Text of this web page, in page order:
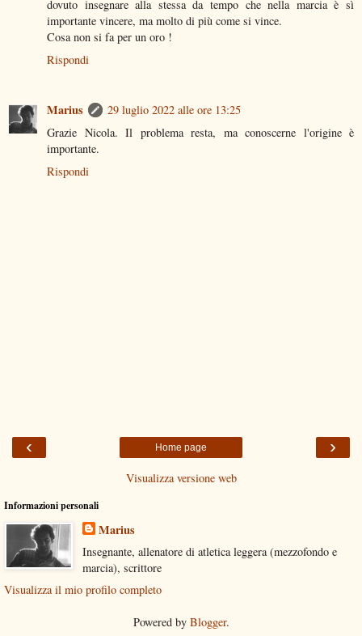
dovuto insegnare alla stessa da tempo che nella marcia è sì
importante vincere, ma molto di più come si vince.
Cosa non si fa per un oro !
Rispondi
Marius
29 luglio 2022 alle ore 13:25
Grazie Nicola. Il problema resta, ma conoscerne l'origine è
importante.
Rispondi
‹ ›
Home page
Visualizza versione web
Informazioni personali
Marius
Insegnante, allenatore di atletica leggera (mezzofondo e
marcia), scrittore
Visualizza il mio profilo completo
Powered by Blogger.